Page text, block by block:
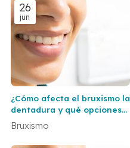
26
jun
¿Cómo afecta el bruxismo la
dentadura y qué opciones
de tratamiento existen?
Bruxismo